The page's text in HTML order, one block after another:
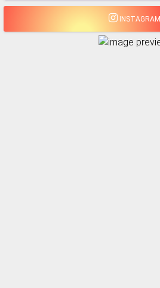
INSTAGRAM